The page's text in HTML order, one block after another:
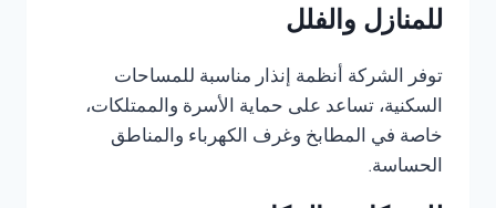
للمنازل والفلل
توفر الشركة أنظمة إنذار مناسبة للمساحات
السكنية، تساعد على حماية الأسرة والممتلكات،
خاصة في المطابخ وغرف الكهرباء والمناطق
الحساسة.